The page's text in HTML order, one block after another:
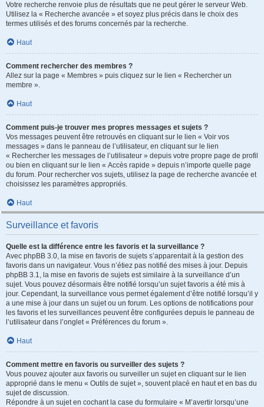
Votre recherche renvoie plus de résultats que ne peut gérer le serveur Web.
Utilisez la « Recherche avancée » et soyez plus précis dans le choix des
termes utilisés et des forums concernés par la recherche.
Haut
Comment rechercher des membres ?
Allez sur la page « Membres » puis cliquez sur le lien « Rechercher un
membre ».
Haut
Comment puis-je trouver mes propres messages et sujets ?
Vos messages peuvent être retrouvés en cliquant sur le lien « Voir vos
messages » dans le panneau de l’utilisateur, en cliquant sur le lien
« Rechercher les messages de l’utilisateur » depuis votre propre page de profil
ou bien en cliquant sur le lien « Accès rapide » depuis n’importe quelle page
du forum. Pour rechercher vos sujets, utilisez la page de recherche avancée et
choisissez les paramètres appropriés.
Haut
Surveillance et favoris
Quelle est la différence entre les favoris et la surveillance ?
Avec phpBB 3.0, la mise en favoris de sujets s’apparentait à la gestion des
favoris dans un navigateur. Vous n’étiez pas notifié des mises à jour. Depuis
phpBB 3.1, la mise en favoris de sujets est similaire à la surveillance d’un
sujet. Vous pouvez désormais être notifié lorsqu’un sujet favoris a été mis à
jour. Cependant, la surveillance vous permet également d’être notifié lorsqu’il y
a une mise à jour dans un sujet ou un forum. Les options de notifications pour
les favoris et les surveillances peuvent être configurées depuis le panneau de
l’utilisateur dans l’onglet « Préférences du forum ».
Haut
Comment mettre en favoris ou surveiller des sujets ?
Vous pouvez ajouter aux favoris ou surveiller un sujet en cliquant sur le lien
approprié dans le menu « Outils de sujet », souvent placé en haut et en bas du
sujet de discussion.
Répondre à un sujet en cochant la case du formulaire « M’avertir lorsqu’une